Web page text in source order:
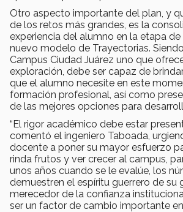
Otro aspecto importante del plan, y
de los retos más grandes, es la
experiencia del alumno en la etapa
nuevo modelo de Trayectorias.
Campus Ciudad Juárez uno que
exploración, debe ser capaz de
que el alumno necesite en este
formación profesional, así como
de las mejores opciones para
“El rigor académico debe estar
comentó el ingeniero Taboada,
docente a poner su mayor esfuerzo
rinda frutos y ver crecer al campus,
unos años cuando se le evalúe, los
demuestren el espíritu guerrero de su
merecedor de la confianza
ser un factor de cambio importante